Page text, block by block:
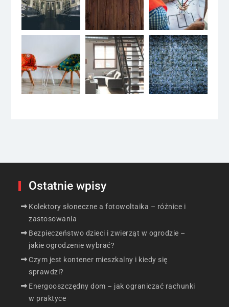
Ostatnie wpisy
Kolektory słoneczne a fotowoltaika – różnice i
zastosowania
Bezpieczeństwo dzieci i zwierząt w ogrodzie –
jakie ogrodzenie wybrać?
Czym jest kontener mieszkalny i kiedy się
sprawdzi?
Energooszczędny dom – jak ograniczać rachunki
w praktyce